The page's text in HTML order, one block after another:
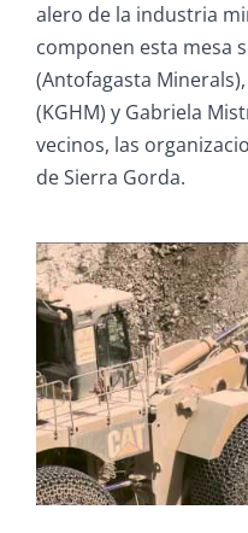
alero de la industria
componen esta mesa
(Antofagasta
(KGHM) y Gabriela
vecinos, las
de Sierra Gorda.